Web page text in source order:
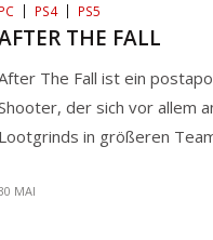
PS4 PS5
THE FALL
The Fall ist ein
der sich vor allem
in größeren
MAI